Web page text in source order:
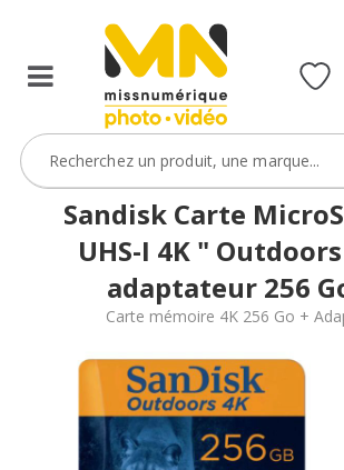
Sandisk Carte
UHS-I 4K "
adaptateur 256
Carte mémoire 4K 256 Go +